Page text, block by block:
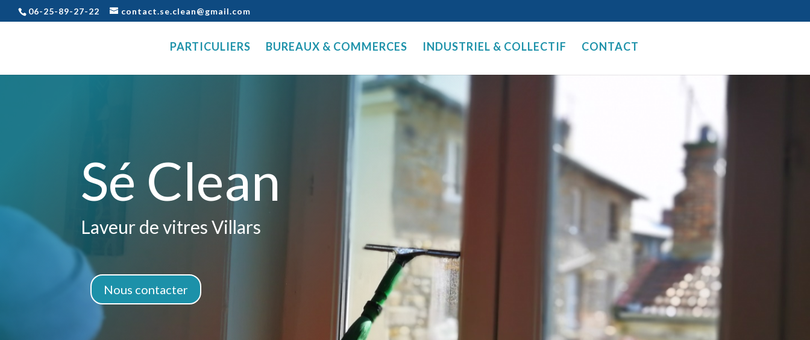
06-25-89-27-22 contact.se.clean@gmail.com
PARTICULIERS BUREAUX & COMMERCES INDUSTRIEL & COLLECTIF CONTACT
Sé Clean
Laveur de vitres Villars
Nous contacter